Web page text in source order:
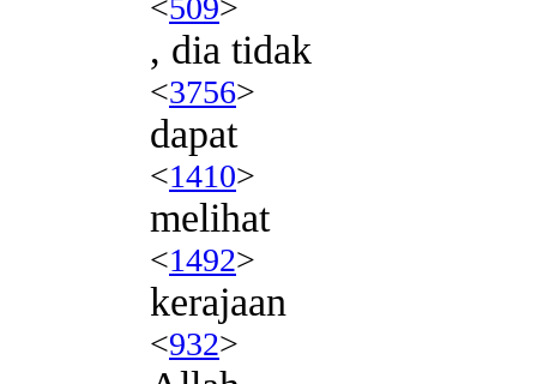
<509>
, dia tidak
<3756>
dapat
<1410>
melihat
<1492>
kerajaan
<932>